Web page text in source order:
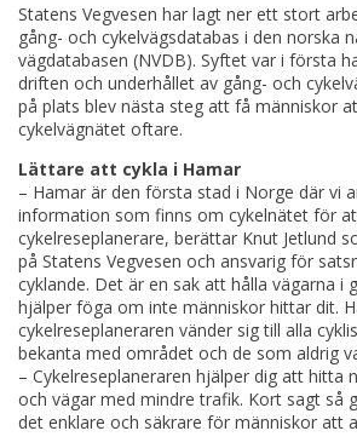
Statens Vegvesen har lagt ner ett stort
gång- och cykelvägsdatabas i den norska
vägdatabasen (NVDB). Syftet var i första
driften och underhållet av gång- och
på plats blev nästa steg att få människor
cykelvägnätet oftare.
Lättare att cykla i Hamar
– Hamar är den första stad i Norge där vi
information som finns om cykelnätet för
cykelreseplanerare, berättar Knut Jetlund
på Statens Vegvesen och ansvarig för
cyklande. Det är en sak att hålla vägarna i
hjälper föga om inte människor hittar dit.
cykelreseplaneraren vänder sig till alla
bekanta med området och de som aldrig
– Cykelreseplaneraren hjälper dig att hitta
och vägar med mindre trafik. Kort sagt så
det enklare och säkrare för människor att